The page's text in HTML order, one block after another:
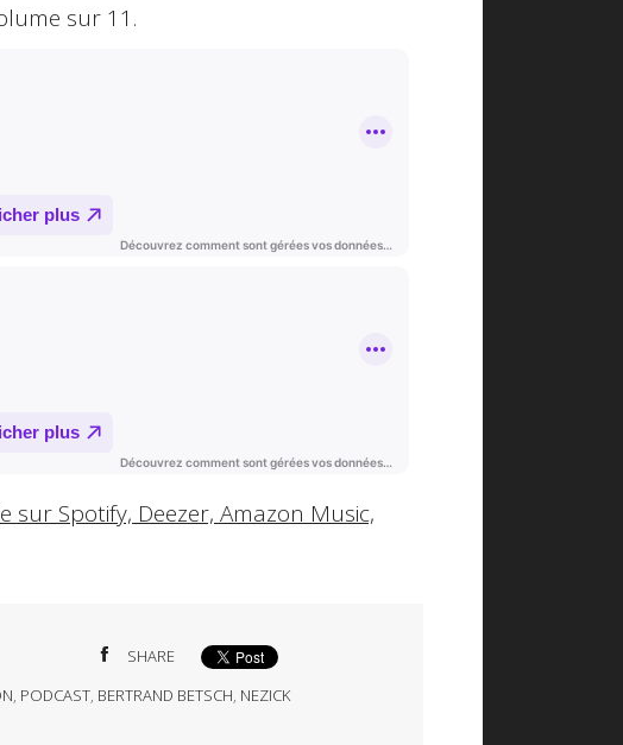
sur 11.
Spotify, Deezer, Amazon Music,
SHARE
, PODCAST, BERTRAND BETSCH, NEZICK